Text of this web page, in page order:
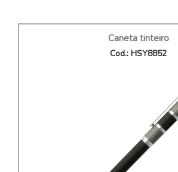
Caneta tinteiro
Cod.: HSY8852